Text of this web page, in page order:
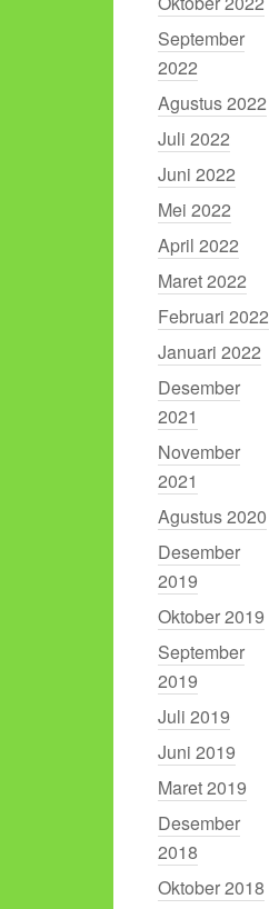
September
2022
Agustus 2022
Juli 2022
Juni 2022
Mei 2022
April 2022
Maret 2022
Februari 2022
Januari 2022
Desember
2021
November
2021
Agustus 2020
Desember
2019
Oktober 2019
September
2019
Juli 2019
Juni 2019
Maret 2019
Desember
2018
Oktober 2018